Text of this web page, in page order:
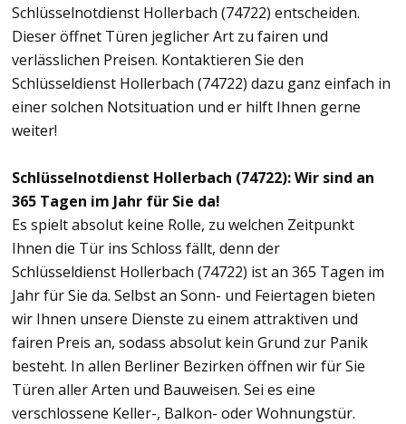
Schlüsselnotdienst Hollerbach (74722) entscheiden.
Dieser öffnet Türen jeglicher Art zu fairen und
verlässlichen Preisen. Kontaktieren Sie den
Schlüsseldienst Hollerbach (74722) dazu ganz einfach in
einer solchen Notsituation und er hilft Ihnen gerne
weiter!
Schlüsselnotdienst Hollerbach (74722): Wir sind an
365 Tagen im Jahr für Sie da!
Es spielt absolut keine Rolle, zu welchen Zeitpunkt
Ihnen die Tür ins Schloss fällt, denn der
Schlüsseldienst Hollerbach (74722) ist an 365 Tagen im
Jahr für Sie da. Selbst an Sonn- und Feiertagen bieten
wir Ihnen unsere Dienste zu einem attraktiven und
fairen Preis an, sodass absolut kein Grund zur Panik
besteht. In allen Berliner Bezirken öffnen wir für Sie
Türen aller Arten und Bauweisen. Sei es eine
verschlossene Keller-, Balkon- oder Wohnungstür.